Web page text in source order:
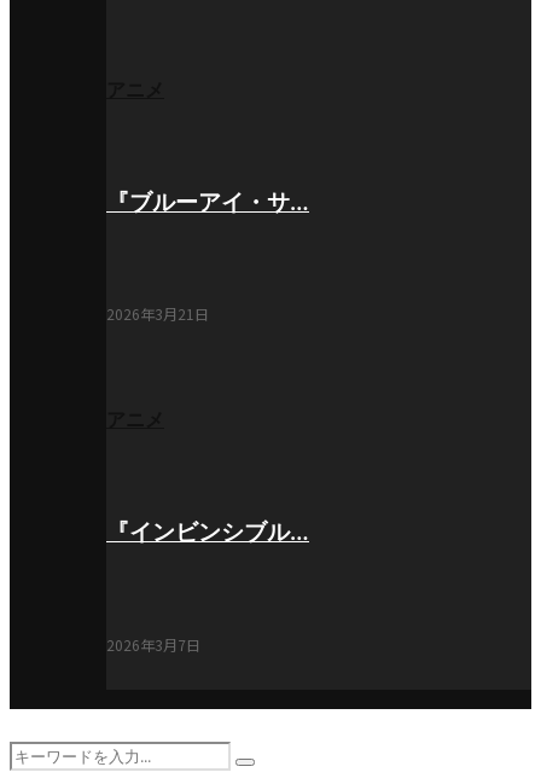
『ブルーアイ・サ…
2026年3月21日
『インビンシブル…
2026年3月7日
Search
Search